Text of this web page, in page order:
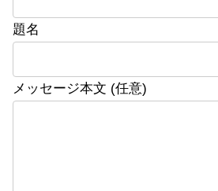
題名
メッセージ本文 (任意)